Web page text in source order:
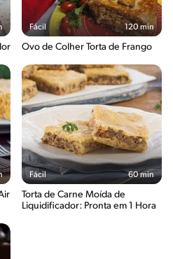
Fácil 120 min
Ovo de Colher Torta de Frango
Fácil 60 min
Torta de Carne Moída de
Liquidificador: Pronta em 1 Hora